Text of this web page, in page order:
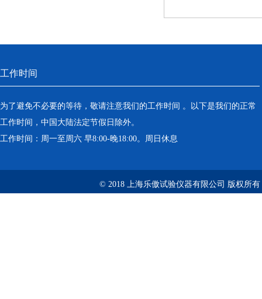
工作时间
为了避免不必要的等待，敬请注意我们的工作时间 。以下是我们的正常
工作时间，中国大陆法定节假日除外。
工作时间：周一至周六 早8:00-晚18:00。周日休息
© 2018 上海乐傲试验仪器有限公司 版权所